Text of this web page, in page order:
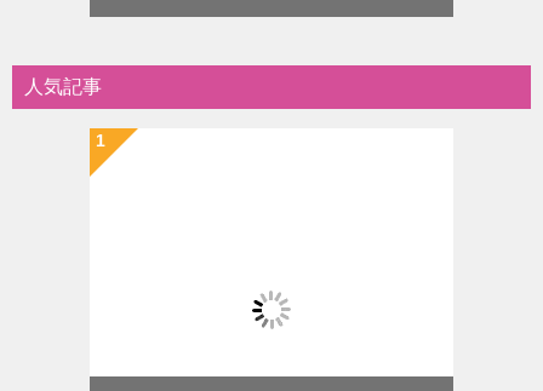
人気記事